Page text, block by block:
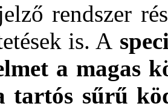
rendszer
is. A
a magas
tartós sűrű